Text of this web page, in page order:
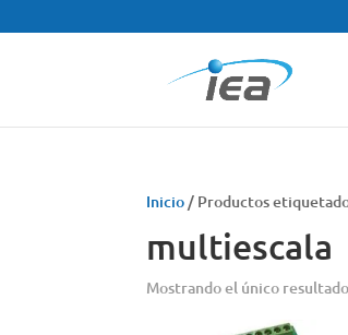
Inicio/ Productos
multiescala
Mostrando el único resultado